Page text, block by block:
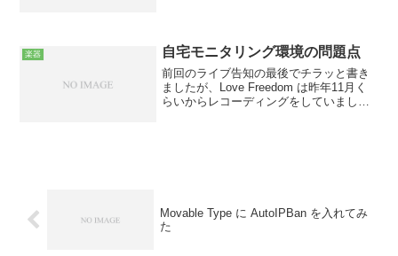
ビンテー...
楽器 自宅モニタリング環境の問題点
前回のライブ告知の最後でチラッと書き
ましたが、Love Freedom は昨年11月く
らいからレコーディングをしていまし
Movable Type に AutoIPBan を入れてみ
た